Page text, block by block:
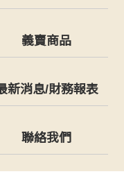
義賣商品
新消息/財務報表
聯絡我們